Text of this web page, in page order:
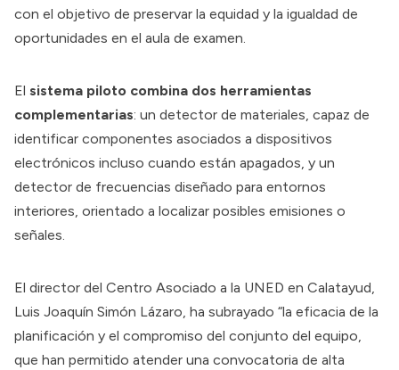
con el objetivo de preservar la equidad y la igualdad de
oportunidades en el aula de examen.
El sistema piloto combina dos herramientas
complementarias: un detector de materiales, capaz de
identificar componentes asociados a dispositivos
electrónicos incluso cuando están apagados, y un
detector de frecuencias diseñado para entornos
interiores, orientado a localizar posibles emisiones o
señales.
El director del Centro Asociado a la UNED en Calatayud,
Luis Joaquín Simón Lázaro, ha subrayado “la eficacia de la
planificación y el compromiso del conjunto del equipo,
que han permitido atender una convocatoria de alta